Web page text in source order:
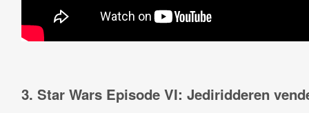
3. Star Wars Episode VI: Jediridderen